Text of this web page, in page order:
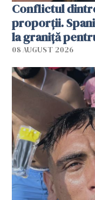
Conflictul
proporții.
la graniță
08 AUGUST 2026